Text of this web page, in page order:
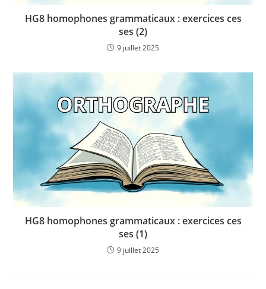
HG8 homophones grammaticaux : exercices ces
ses (2)
9 juillet 2025
HG8 homophones grammaticaux : exercices ces
ses (1)
9 juillet 2025